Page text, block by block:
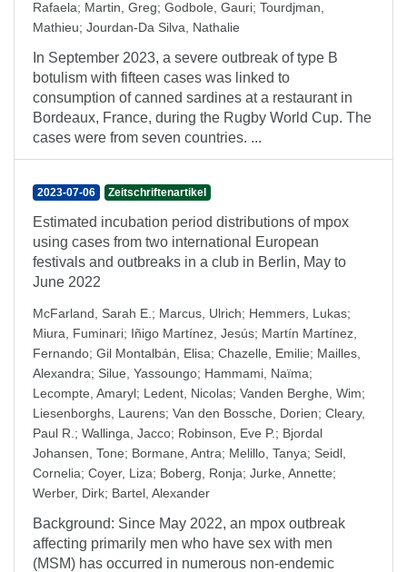
Rafaela; Martin, Greg; Godbole, Gauri; Tourdjman,
Mathieu; Jourdan-Da Silva, Nathalie
In September 2023, a severe outbreak of type B
botulism with fifteen cases was linked to
consumption of canned sardines at a restaurant in
Bordeaux, France, during the Rugby World Cup. The
cases were from seven countries. ...
2023-07-06 Zeitschriftenartikel
Estimated incubation period distributions of mpox
using cases from two international European
festivals and outbreaks in a club in Berlin, May to
June 2022
McFarland, Sarah E. ; Marcus, Ulrich; Hemmers, Lukas;
Miura, Fuminari; Iñigo Martínez, Jesús; Martín Martínez,
Fernando; Gil Montalbán, Elisa; Chazelle, Emilie; Mailles,
Alexandra; Silue, Yassoungo; Hammami, Naïma;
Lecompte, Amaryl; Ledent, Nicolas; Vanden Berghe, Wim;
Liesenborghs, Laurens; Van den Bossche, Dorien; Cleary,
Paul R. ; Wallinga, Jacco; Robinson, Eve P.; Bjordal
Johansen, Tone; Bormane, Antra; Melillo, Tanya; Seidl,
Cornelia; Coyer, Liza; Boberg, Ronja; Jurke, Annette;
Werber, Dirk; Bartel, Alexander
Background: Since May 2022, an mpox outbreak
affecting primarily men who have sex with men
(MSM) has occurred in numerous non-endemic